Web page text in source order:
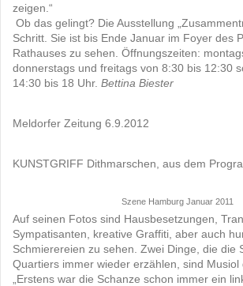
zeigen.“
Ob das gelingt? Die Ausstellung
Schritt. Sie ist bis Ende Januar im Foyer des
Rathauses zu sehen. Öffnungszeiten:
donnerstags und freitags von 8:30 bis 12:30
14:30 bis 18 Uhr. Bettina Biester
Meldorfer Zeitung 6.9.2012
KUNSTGRIFF Dithmarschen, aus dem
Szene Hamburg Januar 2011
Auf seinen Fotos sind Hausbesetzungen,
Sympatisanten, kreative Graffiti, aber auch
Schmierereien zu sehen. Zwei Dinge, die die
Quartiers immer wieder erzählen, sind Musiol
„Erstens war die Schanze schon immer ein